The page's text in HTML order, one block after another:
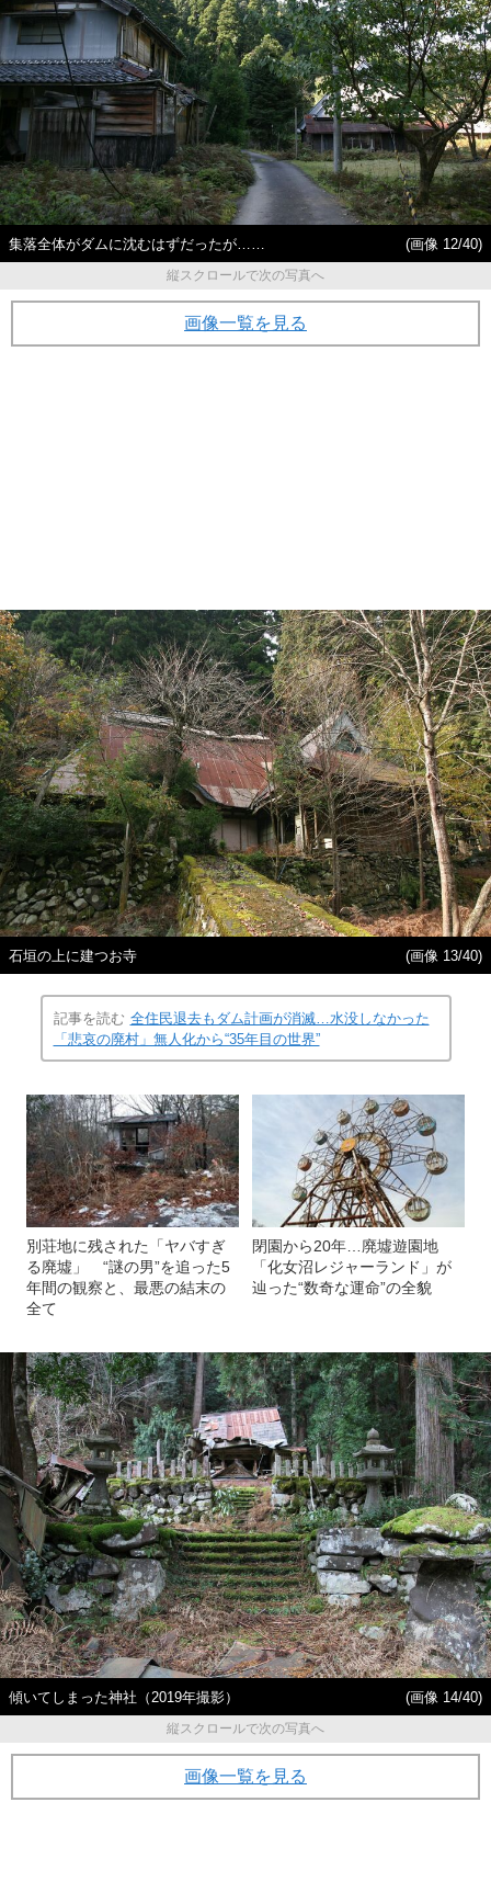
集落全体がダムに沈むはずだったが……
(画像 12/40)
縦スクロールで次の写真へ
画像一覧を見る
石垣の上に建つお寺 (画像 13/40)
記事を読む 全住民退去もダム計画が消滅…水没しなかった
「悲哀の廃村」無人化から“35年目の世界”
別荘地に残された「ヤバすぎ
る廃墟」 “謎の男”を追った5
年間の観察と、最悪の結末の
全て
閉園から20年…廃墟遊園地
「化女沼レジャーランド」が
辿った“数奇な運命”の全貌
傾いてしまった神社（2019年撮影）
(画像 14/40)
縦スクロールで次の写真へ
画像一覧を見る